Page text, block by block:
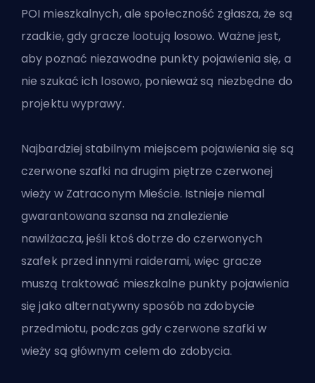
POI mieszkalnych, ale społeczność zgłasza, że są
rzadkie, gdy gracze lootują losowo. Ważne jest,
aby poznać niezawodne punkty pojawienia się, a
nie szukać ich losowo, ponieważ są niezbędne do
projektu wyprawy.
Najbardziej stabilnym miejscem pojawienia się są
czerwone szafki na drugim piętrze czerwonej
wieży w Zatraconym Mieście. Istnieje niemal
gwarantowana szansa na znalezienie
nawilżacza, jeśli ktoś dotrze do czerwonych
szafek przed innymi raiderami, więc gracze
muszą traktować mieszkalne punkty pojawienia
się jako alternatywny sposób na zdobycie
przedmiotu, podczas gdy czerwone szafki w
wieży są głównym celem do zdobycia.